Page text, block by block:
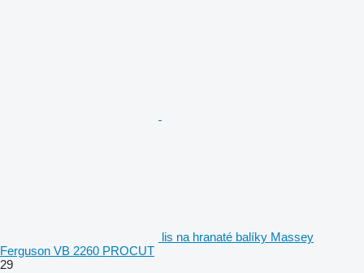
lis na hranaté balíky Massey
Ferguson VB 2260 PROCUT
29